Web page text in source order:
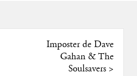
Imposter de Dave
Gahan & The
Soulsavers>